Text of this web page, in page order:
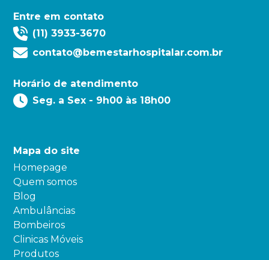
Entre em contato
(11) 3933-3670
contato@bemestarhospitalar.com.br
Horário de atendimento
Seg. a Sex - 9h00 às 18h00
Mapa do site
Homepage
Quem somos
Blog
Ambulâncias
Bombeiros
Clinicas Móveis
Produtos